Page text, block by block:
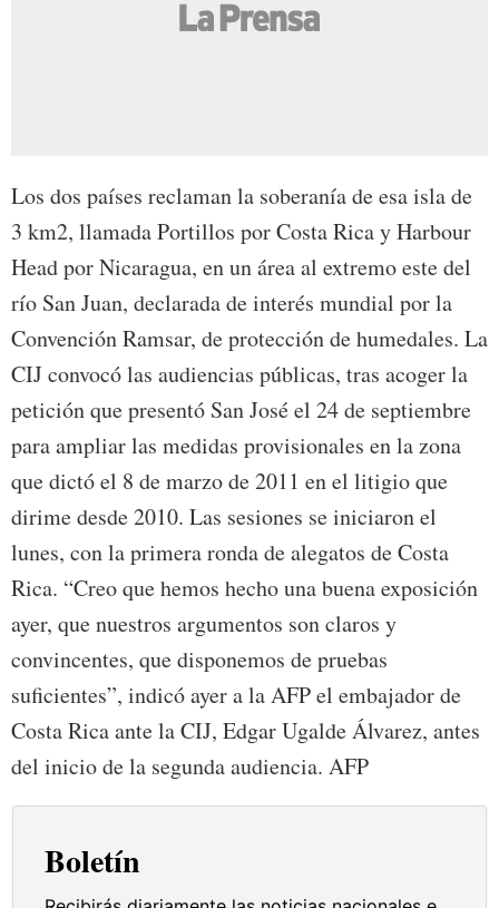
Los dos países reclaman la soberanía de esa isla de
3 km2, llamada Portillos por Costa Rica y Harbour
Head por Nicaragua, en un área al extremo este del
río San Juan, declarada de interés mundial por la
Convención Ramsar, de protección de humedales. La
CIJ convocó las audiencias públicas, tras acoger la
petición que presentó San José el 24 de septiembre
para ampliar las medidas provisionales en la zona
que dictó el 8 de marzo de 2011 en el litigio que
dirime desde 2010. Las sesiones se iniciaron el
lunes, con la primera ronda de alegatos de Costa
Rica. “Creo que hemos hecho una buena exposición
ayer, que nuestros argumentos son claros y
convincentes, que disponemos de pruebas
suficientes”, indicó ayer a la AFP el embajador de
Costa Rica ante la CIJ, Edgar Ugalde Álvarez, antes
del inicio de la segunda audiencia. AFP
Boletín